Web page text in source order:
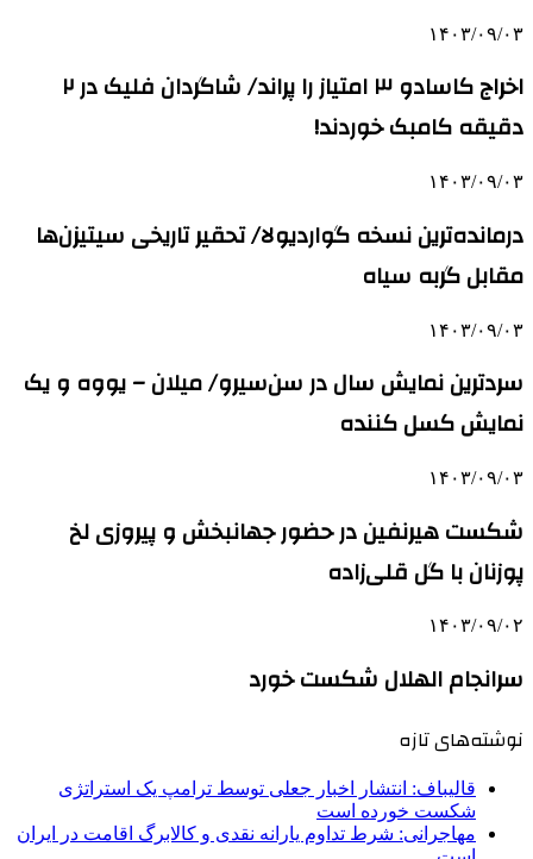
۱۴۰۳/۰۹/۰۳
اخراج کاسادو ۳ امتیاز را پراند/ شاگردان فلیک در ۲
دقیقه کامبک خوردند!
۱۴۰۳/۰۹/۰۳
درمانده‌ترین نسخه گواردیولا/ تحقیر تاریخی سیتیزن‌ها
مقابل گربه سیاه
۱۴۰۳/۰۹/۰۳
سردترین نمایش سال در سن‌سیرو/ میلان – یووه و یک
نمایش کسل کننده
۱۴۰۳/۰۹/۰۳
شکست هیرنفین در حضور جهانبخش و پیروزی لخ
پوزنان با گل قلی‌زاده
۱۴۰۳/۰۹/۰۲
سرانجام الهلال شکست خورد
نوشته‌های تازه
قالیباف: انتشار اخبار جعلی توسط ترامپ یک استراتژی
شکست خورده است
مهاجرانی: شرط تداوم یارانه نقدی و کالابرگ اقامت در ایران